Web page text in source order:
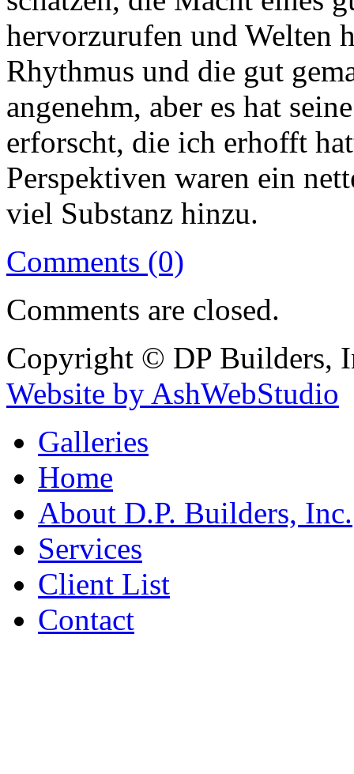
hervorzurufen und Welten
Rhythmus und die gut
angenehm, aber es hat
erforscht, die ich erhofft
Perspektiven waren ein
viel Substanz hinzu.
Comments (0)
Comments are closed.
Copyright © DP Builders,
Website by AshWebStudio
Galleries
Home
About D.P. Builders, Inc.
Services
Client List
Contact